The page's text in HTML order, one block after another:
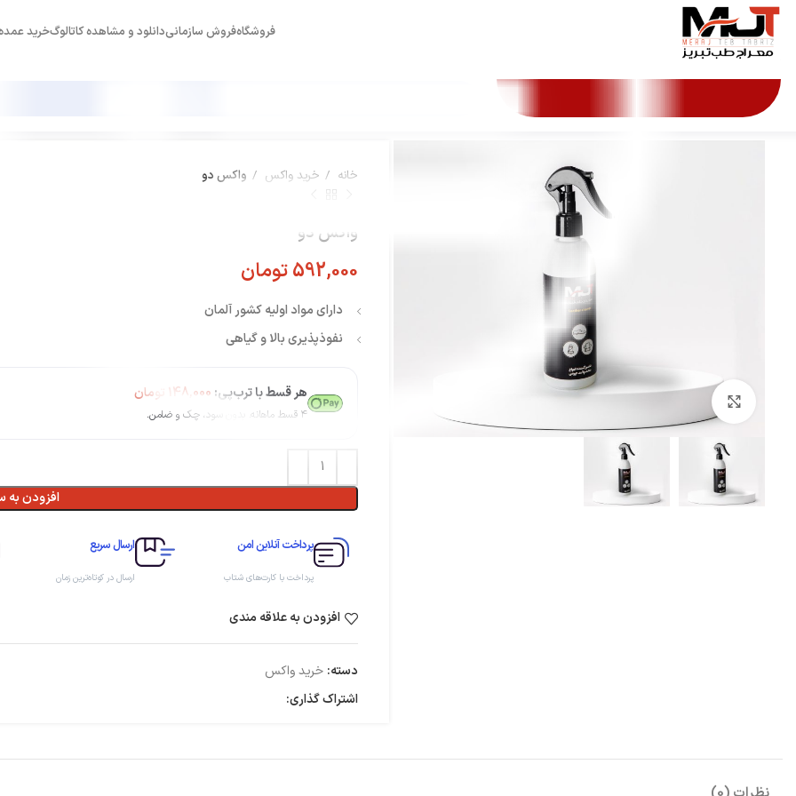
فروشگاهفروش سازمانیدانلود و مشاهده کاتالوگخرید
خانه خرید واکس واکس دو
واکس دو
592,000تومان
دارای مواد اولیه کشور آلمان
نفوذپذیری بالا و گیاهی
هر قسط با ترب‌پی: 148,000 تومان
۴ قسط ماهانه. بدون سود، چک و ضامن.
افزودن به
پرداخت آنلاین امن
پرداخت با کارت‌های شتاب
ارسال سریع
ارسال در کوتاه‌ترین زمان
افزودن به علاقه مندی
دسته: خرید واکس
اشتراک گذاری: